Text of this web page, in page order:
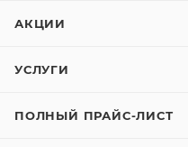
АКЦИИ
УСЛУГИ
ПОЛНЫЙ ПРАЙС-ЛИСТ